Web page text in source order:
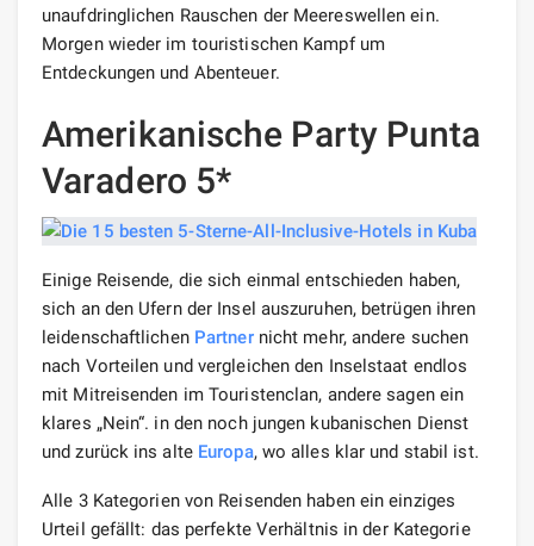
unaufdringlichen Rauschen der Meereswellen ein.
Morgen wieder im touristischen Kampf um
Entdeckungen und Abenteuer.
Amerikanische Party Punta
Varadero 5*
Einige Reisende, die sich einmal entschieden haben,
sich an den Ufern der Insel auszuruhen, betrügen ihren
leidenschaftlichen Partnernicht mehr, andere suchen
nach Vorteilen und vergleichen den Inselstaat endlos
mit Mitreisenden im Touristenclan, andere sagen ein
klares „Nein“. in den noch jungen kubanischen Dienst
und zurück ins alte Europa, wo alles klar und stabil ist.
Alle 3 Kategorien von Reisenden haben ein einziges
Urteil gefällt: das perfekte Verhältnis in der Kategorie